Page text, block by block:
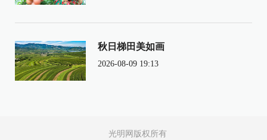
秋日梯田美如画
2026-08-09 19:13
光明网版权所有